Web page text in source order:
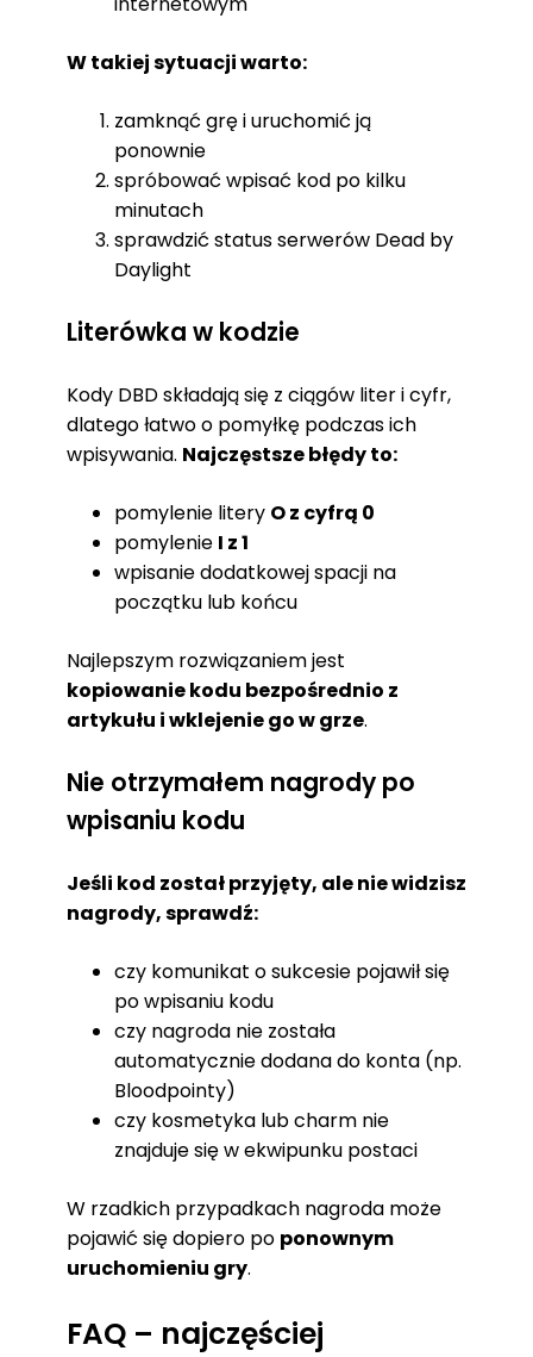
W takiej sytuacji warto:
zamknąć grę i uruchomić ją
ponownie
spróbować wpisać kod po kilku
minutach
sprawdzić status serwerów Dead by
Daylight
Literówka w kodzie
Kody DBD składają się z ciągów liter i cyfr,
dlatego łatwo o pomyłkę podczas ich
wpisywania. Najczęstsze błędy to:
pomylenie litery O z cyfrą 0
pomylenie I z 1
wpisanie dodatkowej spacji na
początku lub końcu
Najlepszym rozwiązaniem jest
kopiowanie kodu bezpośrednio z
artykułu i wklejenie go w grze.
Nie otrzymałem nagrody po
wpisaniu kodu
Jeśli kod został przyjęty, ale nie widzisz
nagrody, sprawdź:
czy komunikat o sukcesie pojawił się
po wpisaniu kodu
czy nagroda nie została
automatycznie dodana do konta (np.
Bloodpointy)
czy kosmetyka lub charm nie
znajduje się w ekwipunku postaci
W rzadkich przypadkach nagroda może
pojawić się dopiero po ponownym
uruchomieniu gry.
FAQ – najczęściej